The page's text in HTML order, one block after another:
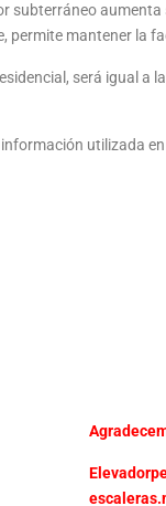
subterráneo
permite mantener la
será igual a
utilizada